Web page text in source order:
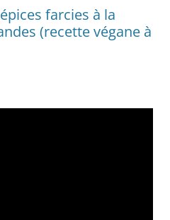
farcies à la
(recette végane à